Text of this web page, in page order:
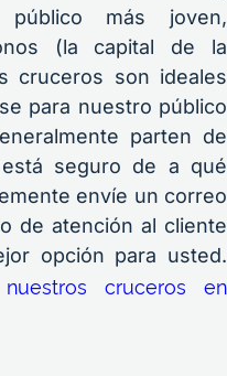
más joven,
(la capital de la
cruceros son ideales
para nuestro público
parten de
seguro de a qué
envíe un correo
de atención al cliente
opción para usted.
nuestros cruceros en